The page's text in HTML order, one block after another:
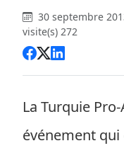
30 septembre
visite(s) 272
La Turquie
événement qui